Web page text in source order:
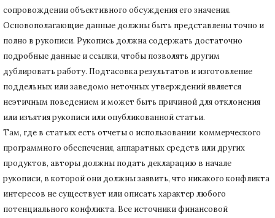
сопровождении объективного обсуждения его значения.
Основополагающие данные должны быть представлены точно и
полно в рукописи. Рукопись должна содержать достаточно
подробные данные и ссылки, чтобы позволять другим
дублировать работу. Подтасовка результатов и изготовление
поддельных или заведомо неточных утверждений является
неэтичным поведением и может быть причиной для отклонения
или изъятия рукописи или опубликованной статьи.
Там, где в статьях есть отчеты о использовании коммерческого
программного обеспечения, аппаратных средств или других
продуктов, авторы должны подать декларацию в начале
рукописи, в которой они должны заявить, что никакого конфликта
интересов не существует или описать характер любого
потенциального конфликта. Все источники финансовой